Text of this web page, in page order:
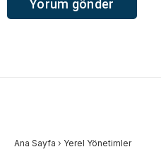
Ana Sayfa › Yerel Yönetimler